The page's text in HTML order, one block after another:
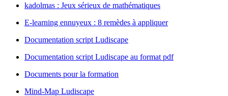
kadolmas : Jeux sérieux de mathématiques
E-learning ennuyeux : 8 remèdes à appliquer
Documentation script Ludiscape
Documentation script Ludiscape au format pdf
Documents pour la formation
Mind-Map Ludiscape